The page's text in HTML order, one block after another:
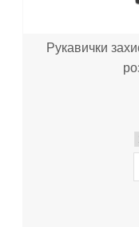
Рукавички